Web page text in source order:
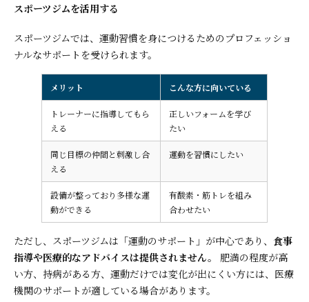
スポーツジムを活用する
スポーツジムでは、運動習慣を身につけるためのプロフェッショ
ナルなサポートを受けられます。
メリット こんな方に向いている
トレーナーに指導してもら
える
正しいフォームを学び
たい
同じ目標の仲間と刺激し合
える
運動を習慣にしたい
設備が整っており多様な運
動ができる
有酸素・筋トレを組み
合わせたい
ただし、スポーツジムは「運動のサポート」が中心であり、 食事
指導や医療的なアドバイスは提供されません。
肥満の程度が高
い方、持病がある方、運動だけでは変化が出にくい方には、医療
機関のサポートが適している場合があります。